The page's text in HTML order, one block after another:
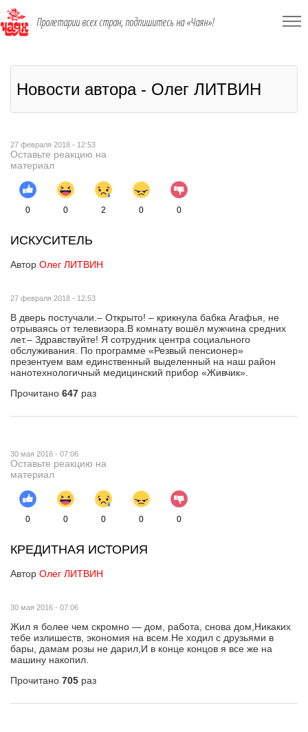
Пролетарии всех стран, подпишитесь на «Чаян»!
Новости автора - Олег ЛИТВИН
27 февраля 2018 - 12:53
Оставьте реакцию на
материал
0 0 2 0 0
ИСКУСИТЕЛЬ
Автор Олег ЛИТВИН
27 февраля 2018 - 12:53
В дверь постучали.– Открыто! – крикнула бабка Агафья, не
отрываясь от телевизора.В комнату вошёл мужчина средних
лет.– Здравствуйте! Я сотрудник центра социального
обслуживания. По программе «Резвый пенсионер»
презентуем вам единственный выделенный на наш район
нанотехнологичный медицинский прибор «Живчик».
Прочитано 647 раз
30 мая 2016 - 07:06
Оставьте реакцию на
материал
0 0 0 0 0
КРЕДИТНАЯ ИСТОРИЯ
Автор Олег ЛИТВИН
30 мая 2016 - 07:06
Жил я более чем скромно — дом, работа, снова дом,Никаких
тебе излишеств, экономия на всем.Не ходил с друзьями в
бары, дамам розы не дарил,И в конце концов я все же на
машину накопил.
Прочитано 705 раз